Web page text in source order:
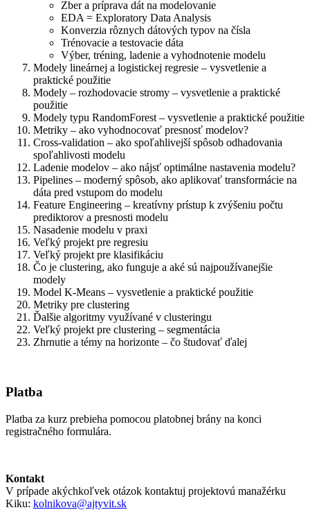
Zber a príprava dát na modelovanie
EDA = Exploratory Data Analysis
Konverzia rôznych dátových typov na čísla
Trénovacie a testovacie dáta
Výber, tréning, ladenie a vyhodnotenie modelu
Modely lineárnej a logistickej regresie – vysvetlenie a
praktické použitie
Modely – rozhodovacie stromy – vysvetlenie a praktické
použitie
Modely typu RandomForest – vysvetlenie a praktické použitie
Metriky – ako vyhodnocovať presnosť modelov?
Cross-validation – ako spoľahlivejší spôsob odhadovania
spoľahlivosti modelu
Ladenie modelov – ako nájsť optimálne nastavenia modelu?
Pipelines – moderný spôsob, ako aplikovať transformácie na
dáta pred vstupom do modelu
Feature Engineering – kreatívny prístup k zvýšeniu počtu
prediktorov a presnosti modelu
Nasadenie modelu v praxi
Veľký projekt pre regresiu
Veľký projekt pre klasifikáciu
Čo je clustering, ako funguje a aké sú najpoužívanejšie
modely
Model K-Means – vysvetlenie a praktické použitie
Metriky pre clustering
Ďalšie algoritmy využívané v clusteringu
Veľký projekt pre clustering – segmentácia
Zhrnutie a témy na horizonte – čo študovať ďalej
Platba
Platba za kurz prebieha pomocou platobnej brány na konci
registračného formulára.
Kontakt
V prípade akýchkoľvek otázok kontaktuj projektovú manažérku
Kiku: kolnikova@ajtyvit.sk